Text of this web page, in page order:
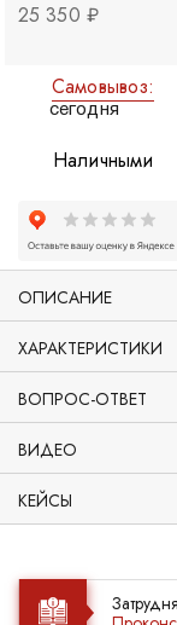
25 350 ₽
Самовывоз:
сегодня
Наличными
ОПИСАНИЕ
ХАРАКТЕРИСТИКИ
ВОПРОС-ОТВЕТ
ВИДЕО
КЕЙСЫ